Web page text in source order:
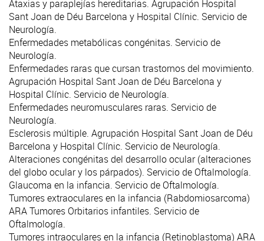
Ataxias y paraplejías hereditarias. Agrupación Hospital
Sant Joan de Déu Barcelona y Hospital Clínic. Servicio de
Neurología.
Enfermedades metabólicas congénitas. Servicio de
Neurología.
Enfermedades raras que cursan trastornos del movimiento.
Agrupación Hospital Sant Joan de Déu Barcelona y
Hospital Clínic. Servicio de Neurología.
Enfermedades neuromusculares raras. Servicio de
Neurología.
Esclerosis múltiple. Agrupación Hospital Sant Joan de Déu
Barcelona y Hospital Clínic. Servicio de Neurología.
Alteraciones congénitas del desarrollo ocular (alteraciones
del globo ocular y los párpados). Servicio de Oftalmología.
Glaucoma en la infancia. Servicio de Oftalmología.
Tumores extraoculares en la infancia (Rabdomiosarcoma)
ARA Tumores Orbitarios infantiles. Servicio de
Oftalmología.
Tumores intraoculares en la infancia (Retinoblastoma) ARA